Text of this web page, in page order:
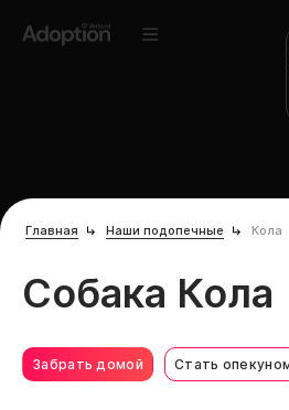
Главная Наши подопечные Кола
Собака Кола
Забрать домой Стать